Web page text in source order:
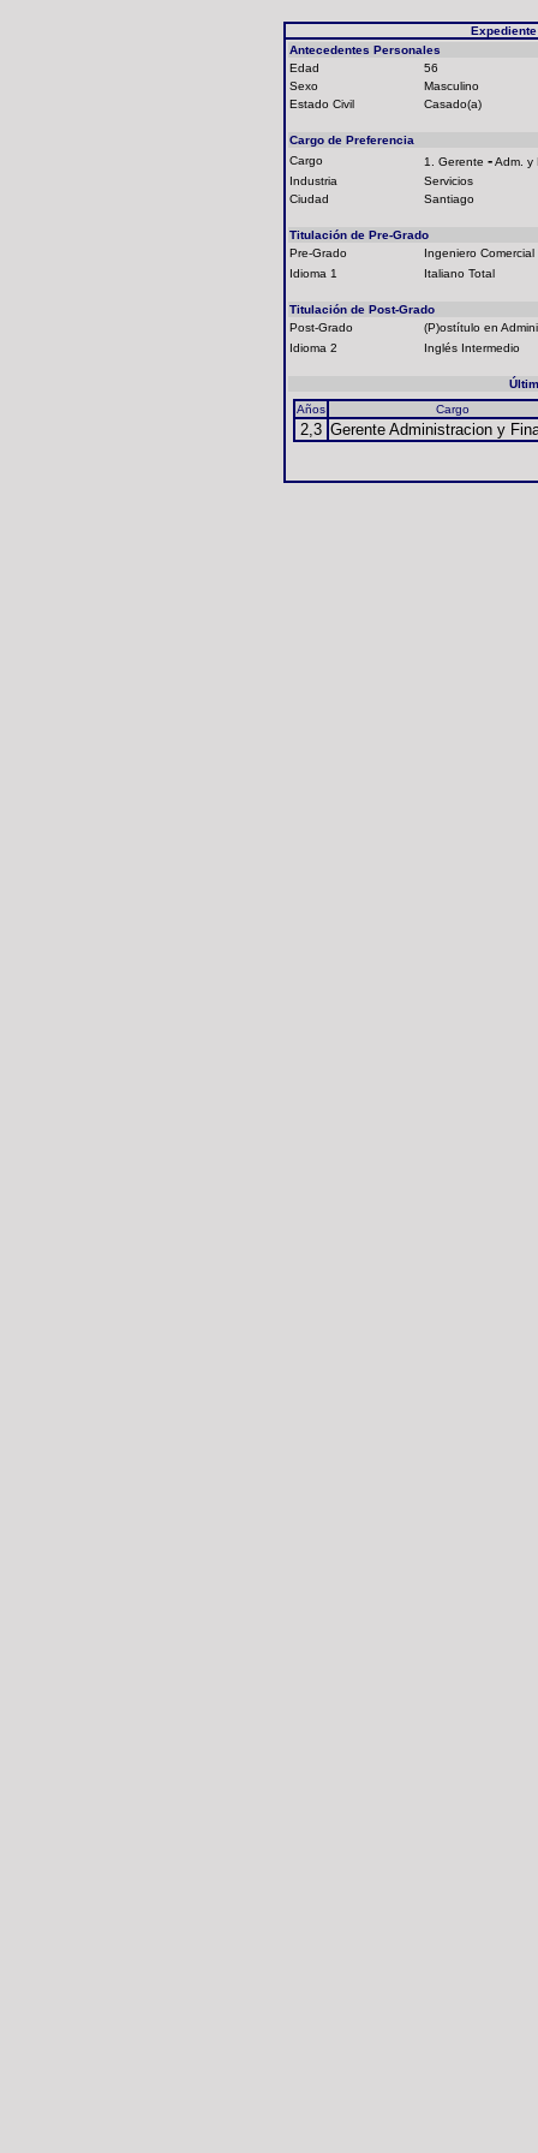
Antecedentes Personales
Edad
56
Sexo
Masculino
Estado Civil
Casado(a)
Cargo de Preferencia
Cargo
1. Gerente -Adm. y
Industria
Servicios
Ciudad
Santiago
Titulación de Pre-Grado
Pre-Grado
Ingeniero Comercial
Idioma 1
Italiano Total
Titulación de Post-Grado
Post-Grado
(P)ostítulo en
Idioma 2
Inglés Intermedio
Años
Cargo
2,3 Gerente Administracion y